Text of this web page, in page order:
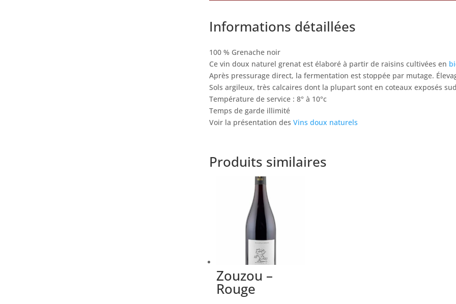
Informations détaillées
100 % Grenache noir
Ce vin doux naturel grenat est élaboré à partir de raisins cultivées en
Après pressurage direct, la fermentation est stoppée par mutage.
Sols argileux, très calcaires dont la plupart sont en coteaux exposés
Température de service : 8° à 10°c
Temps de garde illimité
Voir la présentation desVins doux naturels
Produits similaires
Zouzou –
Rouge